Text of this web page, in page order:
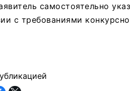
самостоятельно
с требованиями